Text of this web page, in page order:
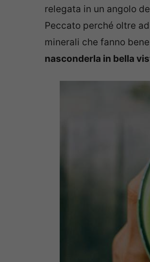
relegata in un angolo
Peccato perché oltre
minerali che fanno
nasconderla in bella